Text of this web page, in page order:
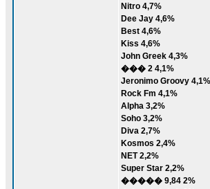
Nitro 4,7%
Dee Jay 4,6%
Best 4,6%
Kiss 4,6%
John Greek 4,3%
��� 2 4,1%
Jeronimo Groovy 4,1%
Rock Fm 4,1%
Alpha 3,2%
Soho 3,2%
Diva 2,7%
Kosmos 2,4%
NET 2,2%
Super Star 2,2%
����� 9,84 2%